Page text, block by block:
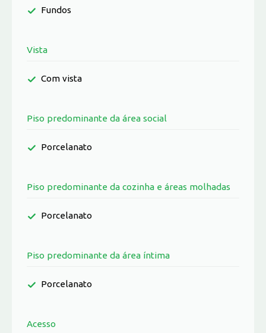
Fundos
Vista
Com vista
Piso predominante da área social
Porcelanato
Piso predominante da cozinha e áreas molhadas
Porcelanato
Piso predominante da área íntima
Porcelanato
Acesso